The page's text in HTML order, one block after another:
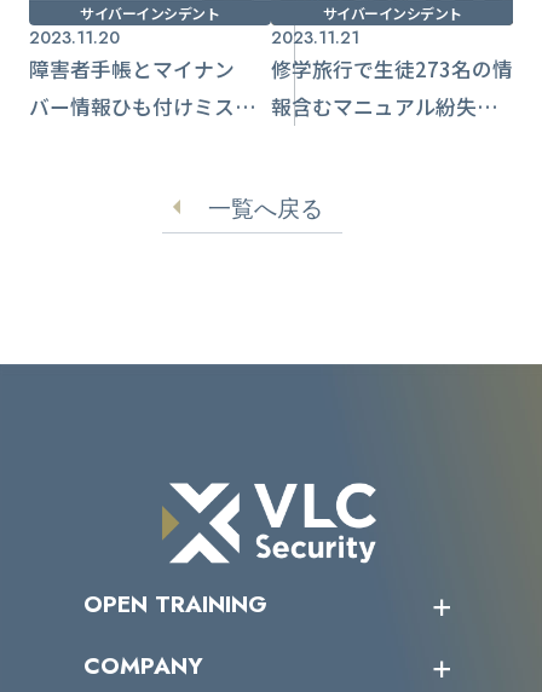
サイバーインシデント
2023.11.20
障害者手帳とマイナン
バー情報ひも付けミス
サイバーインシデント
2023.11.21
修学旅行で生徒273名の情
報含むマニュアル紛失
一覧へ戻る
OPEN TRAINING
受講者の声
COMPANY